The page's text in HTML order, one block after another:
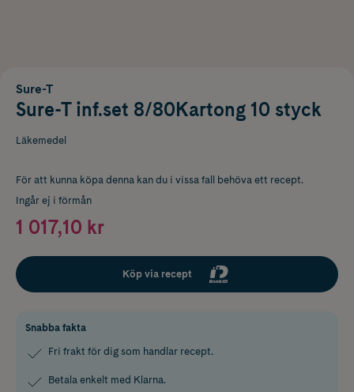
Sure-T
Sure-T inf.set 8/80Kartong 10 styck
Läkemedel
För att kunna köpa denna kan du i vissa fall behöva ett recept.
Ingår ej i förmån
1 017,10 kr
Köp via recept
Snabba fakta
Fri frakt för dig som handlar recept.
Betala enkelt med Klarna.